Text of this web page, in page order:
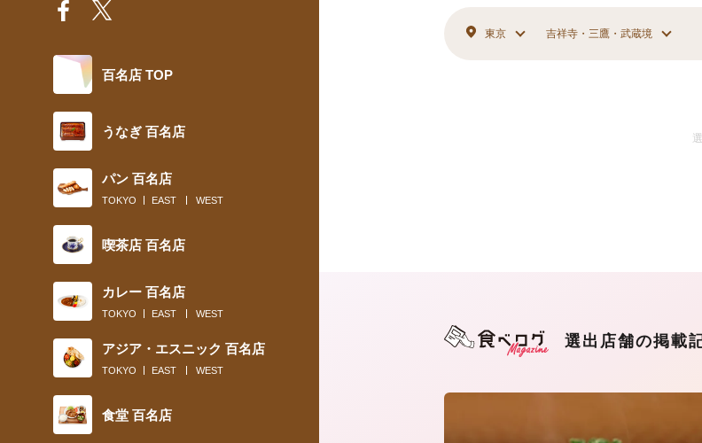
百名店 TOP
うなぎ 百名店
パン 百名店
TOKYO EAST WEST
喫茶店 百名店
カレー 百名店
TOKYO EAST WEST
アジア・エスニック 百名店
TOKYO EAST WEST
食堂 百名店
東京 吉祥寺・三鷹・武蔵境
選出店舗の掲載